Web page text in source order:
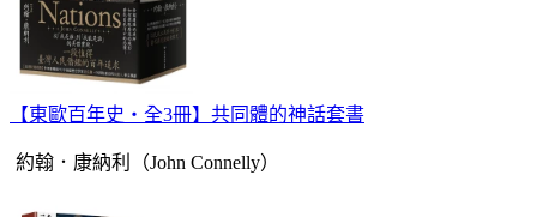
【東歐百年史‧全3冊】共同體的神話套書
約翰．康納利（John Connelly）